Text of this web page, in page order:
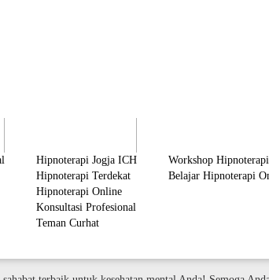
Hipnoterapi Jogja ICH
Hipnoterapi Terdekat
Hipnoterapi Online
Konsultasi Profesional
Teman Curhat
Workshop Hipnoterapi
Belajar Hipnoterapi